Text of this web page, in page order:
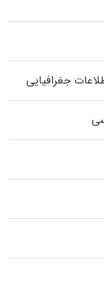
جغرافیایی